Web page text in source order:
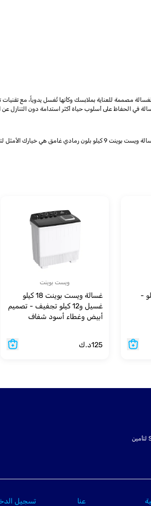
مصممة للعناية بملابسك وكأنها تُغسل يدوياً، مع
الحفاظ على أسلوب حياة أكثر استدامة دون التنازل عن
لتنظيف احترافي في كل مرة.
9 كيلو -
ويست بوينت
غسالة ويست بوينت 18 كيلو
غسيل و12 كيلو تجفيف - تصميم
أبيض وغطاء أسود شفاف
125د.ك
اتبعت أحدث التقنيات في شهادات SSL لتأمين
عنا تسجيل